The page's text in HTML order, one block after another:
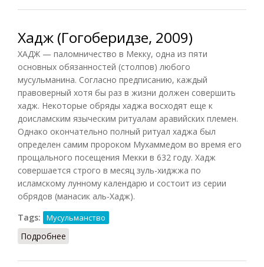
Хадж (Гогоберидзе, 2009)
ХАДЖ — паломничество в Мекку, одна из пяти
основных обязанностей (столпов) любого
мусульманина. Согласно предписанию, каждый
правоверный хотя бы раз в жизни должен совершить
хадж. Некоторые обряды хаджа восходят еще к
доисламским языческим ритуалам аравийских племен.
Однако окончательно полный ритуал хаджа был
определен самим пророком Мухаммедом во время его
прощального посещения Мекки в 632 году. Xадж
совершается строго в месяц зуль-хиджжа по
исламскому лунному календарю и состоит из серии
обрядов (манасик аль-Хадж).
Tags:
Мусульманство
Подробнее